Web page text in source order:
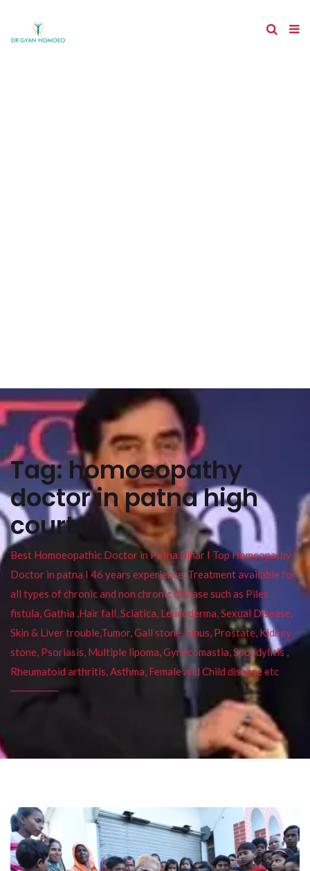
Tag: homoeopathy
doctor in patna high
court
Best Homoeopathic Doctor in Patna Bihar I Top Homeopathy
Doctor in patna I 46 years experience. Treatment available for
all types of chronic and non chronic disease such as Piles ,
fistula, Gathia ,Hair fall, Sciatica, Leucoderma, Sexual Disease,
Skin & Liver trouble,Tumor, Gall stone, Sinus, Prostate, Kidney
stone, Psoriasis, Multiple lipoma, Gynecomastia, Spondylitis ,
Rheumatoid arthritis, Asthma, Female and Child disease etc